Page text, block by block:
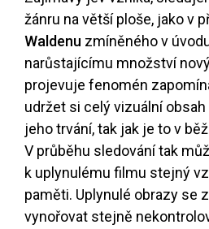
žánru na větší ploše, jako v
Waldenu zmíněného v
narůstajícímu množství
projevuje fenomén
udržet si celý vizuální
jeho trvání, tak jak je to v
V průběhu sledování tak
k uplynulému filmu stejný
paměti. Uplynulé obrazy se
vynořovat stejně